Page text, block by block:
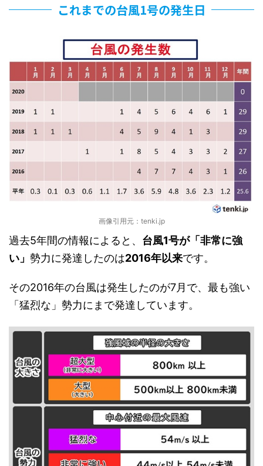
これまでの台風1号の発生日
画像引用元：tenki.jp
過去5年間の情報によると、 台風1号が「非常に強
い」 勢力に発達したのは2016年以来です。
その2016年の台風は発生したのが7月で、最も強い
「猛烈な」勢力にまで発達しています。